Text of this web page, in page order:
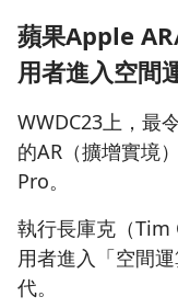
蘋果Apple
用者進入空間
WWDC23上，最
的AR（擴增實境
Pro。
執行長庫克（
用者進入「空間
代。